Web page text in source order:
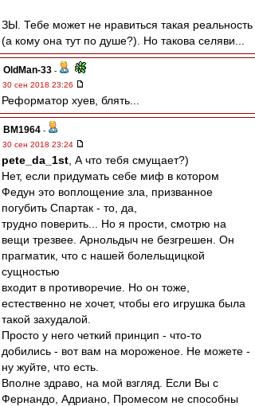
ЗЫ. Тебе может не нравиться такая реальность
(а кому она тут по душе?). Но такова селяви...
OldMan-33 -
30 сен 2018 23:26
Реформатор хуев, блять...
BM1964 -
30 сен 2018 23:24
pete_da_1st , А что тебя смущает?)
Нет, если придумать себе миф в котором
Федун это воплощение зла, призванное
погубить Спартак - то, да,
трудно поверить... Но я прости, смотрю на
вещи трезвее. Арнольдыч не безгрешен. Он
прагматик, что с нашей болельщицкой
сущностью
входит в противоречие. Но он тоже,
естественно не хочет, чтобы его игрушка была
такой захудалой.
Просто у него четкий принцип - что-то
добились - вот вам на мороженое. Не можете -
ну жуйте, что есть.
Вполне здраво, на мой взгляд. Если Вы с
Фернандо, Адриано, Промесом не способны